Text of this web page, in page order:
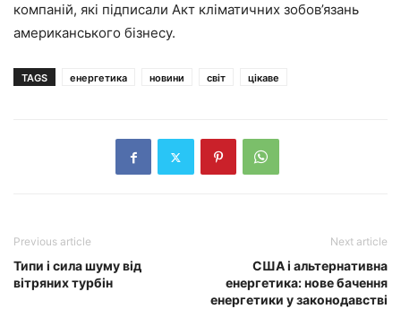
компаній, які підписали Акт кліматичних зобов’язань
американського бізнесу.
TAGS енергетика новини світ цікаве
Previous article
Типи і сила шуму від
вітряних турбін
Next article
США і альтернативна
енергетика: нове бачення
енергетики у законодавстві